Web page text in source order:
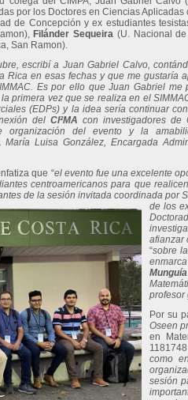
por los Doctores en Ciencias Aplicadas
de Concepción y ex estudiantes
Filánder Sequeira (U. Nacional
San Ramon).
escribí a Juan Gabriel Calvo,
Rica en esas fechas y que me gustaría
Es por ello que Juan Gabriel me
primera vez que se realiza en el
(EDPs) y la idea sería continuar
del CI²MA con investigadores de
organización del evento y la
Luisa González, Encargada
que “el evento fue una excelente
centroamericanos para que
de la sesión invitada coordinada por
de los
afianzar
“sobre
profesor
Por su
Oseen
en
como
sesión